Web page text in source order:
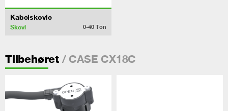
Kabelskovle
Skovl 0-40 Ton
Tilbehøret/ CASE CX18C